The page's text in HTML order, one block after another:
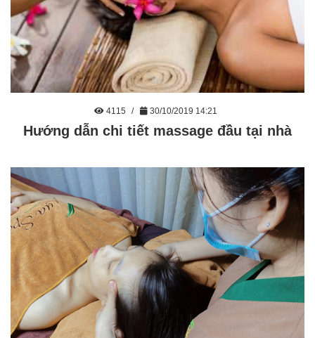
4115 30/10/2019 14:21
Hướng dẫn chi tiết massage đầu tại nhà